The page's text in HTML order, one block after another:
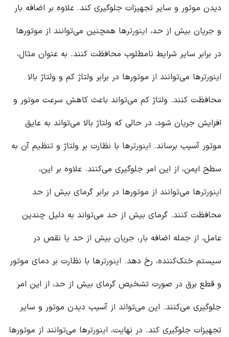
دیدن موتور و سایر تجهیزات جلوگیری کند. علاوه بر اضافه بار
و جریان بیش از حد، اینورترها همچنین می‌توانند از موتورها
در برابر سایر شرایط نامطلوب محافظت کنند. به عنوان مثال،
اینورترها می‌توانند از موتورها در برابر ولتاژ کم و ولتاژ بالا
محافظت کنند. ولتاژ کم می‌تواند باعث کاهش سرعت موتور و
افزایش جریان شود، در حالی که ولتاژ بالا می‌تواند به عایق
موتور آسیب برساند. اینورترها با نظارت بر ولتاژ و تنظیم آن به
سطح ایمن، از این امر جلوگیری می‌کنند. علاوه بر این،
اینورترها می‌توانند از موتورها در برابر گرمای بیش از حد
محافظت کنند. گرمای بیش از حد می‌تواند به دلیل چندین
عامل، از جمله اضافه بار، جریان بیش از حد یا نقص در
سیستم خنک‌کننده، رخ دهد. اینورترها با نظارت بر دمای موتور
و قطع برق در صورت تشخیص گرمای بیش از حد، از این امر
جلوگیری می‌کنند. این می‌تواند از آسیب دیدن موتور و سایر
تجهیزات جلوگیری کند. در نهایت، اینورترها می‌توانند از موتورها